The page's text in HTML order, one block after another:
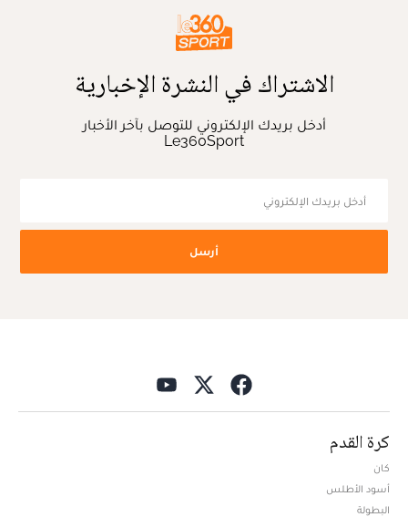
الاشتراك في النشرة الإخبارية
أدخل بريدك الإلكتروني للتوصل بآخر الأخبار
Le360Sport
أرسل
كرة القدم
كان
أسود الأطلس
البطولة